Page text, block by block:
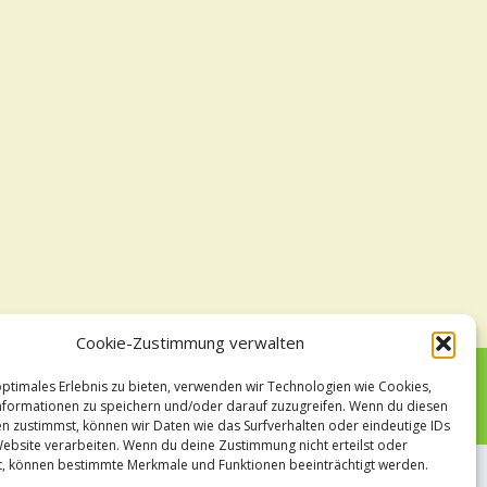
Cookie-Zustimmung verwalten
Erlebnis zu bieten, verwenden wir Technologien wie Cookies,
zu speichern und/oder darauf zuzugreifen. Wenn du diesen
zustimmst, können wir Daten wie das Surfverhalten oder eindeutige IDs
verarbeiten. Wenn du deine Zustimmung nicht erteilst oder
können bestimmte Merkmale und Funktionen beeinträchtigt werden.